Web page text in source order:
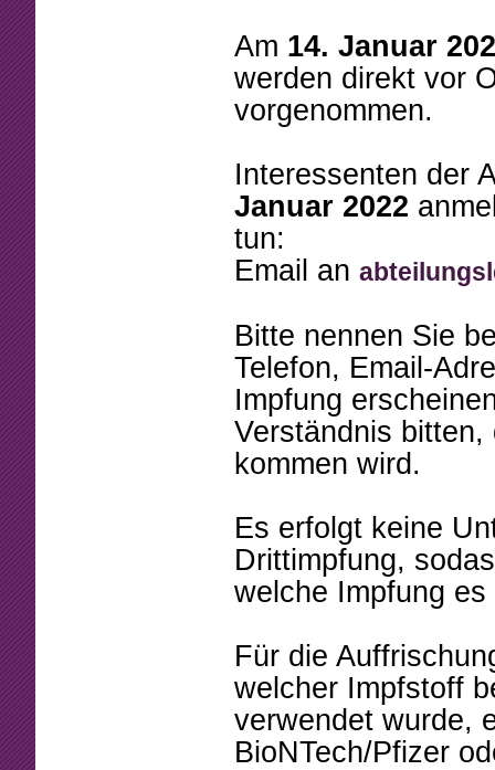
Am 14. Januar
werden direkt vor
vorgenommen.
Interessenten der
Januar 2022
tun:
Email an
Bitte nennen Sie
Telefon, Email-
Impfung
Verständnis
kommen wird.
Es erfolgt keine
Drittimpfung,
welche Impfung
Für die
welcher Impfstoff
verwendet wurde,
BioNTech/Pfizer